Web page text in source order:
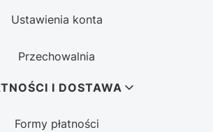
Ustawienia konta
Przechowalnia
I DOSTAWA
Formy płatności